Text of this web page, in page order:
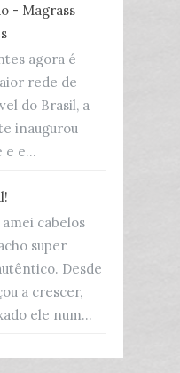
- Magrass
agora é
rede de
do Brasil, a
inaugurou
e e...
cabelos
super
Desde
a crescer,
ele num...